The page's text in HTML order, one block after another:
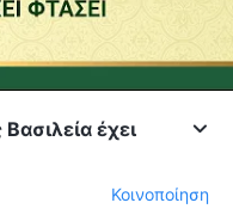
έχει
Κοινοποίηση